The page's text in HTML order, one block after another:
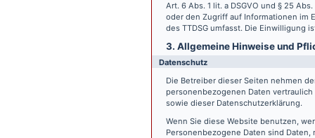
Art. 6 Abs. 1 lit. a DSGVO und § 25
oder den Zugriff auf Informationen im
des TTDSG umfasst. Die Einwilligung
3. Allgemeine Hinweise und
Datenschutz
Die Betreiber dieser Seiten nehmen
personenbezogenen Daten
sowie dieser Datenschutzerklärung.
Wenn Sie diese Website benutzen,
Personenbezogene Daten sind